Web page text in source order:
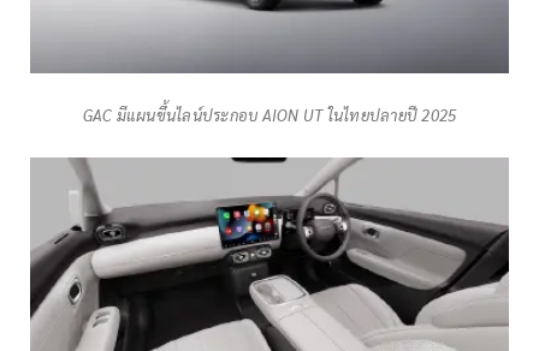
GAC มีแผนขึ้นไลน์ประกอบ AION UT ในไทยปลายปี 2025